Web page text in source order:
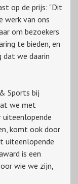
op de prijs: "Dit
werk van ons
om bezoekers
te bieden, en
dat we daarin
Sports bij
we met
komt ook door
uiteenlopende
is een
wie we zijn,